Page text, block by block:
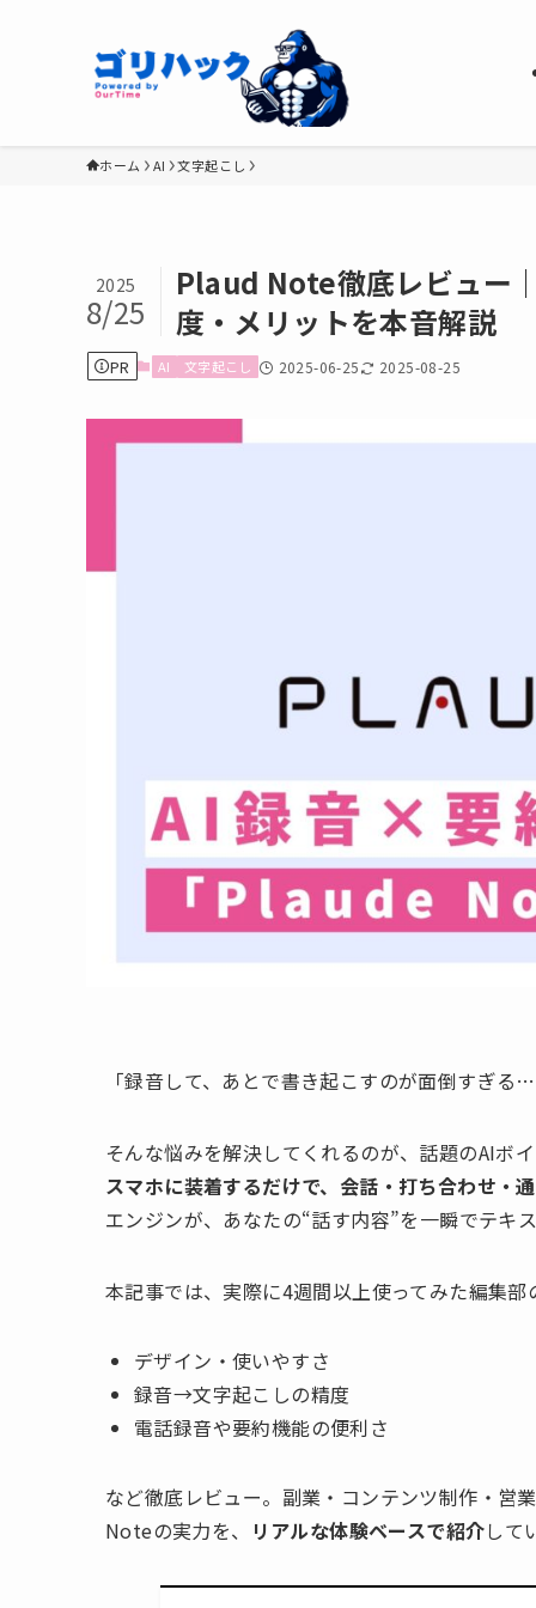
ホーム AI 文字起こし
Plaud Note徹底レビュー
度・メリットを本音解説
2025
8/25
PR AI 文字起こし 2025-06-25 2025-08-25
「録音して、あとで書き起こすのが面倒すぎ
そんな悩みを解決してくれるのが、話題のAIボ
スマホに装着するだけで、会話・打ち合わせ・
エンジンが、あなたの“話す内容”を一瞬でテキ
本記事では、実際に4週間以上使ってみた編集部
デザイン・使いやすさ
録音→文字起こしの精度
電話録音や要約機能の便利さ
など徹底レビュー。副業・コンテンツ制作・営
Noteの実力を、 リアルな体験ベースで紹介して